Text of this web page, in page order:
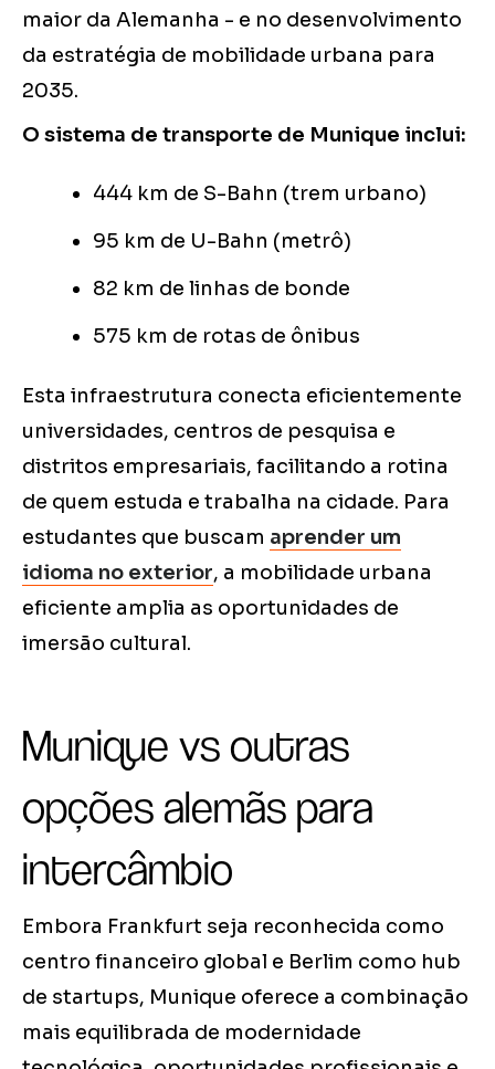
maior da Alemanha - e no desenvolvimento
da estratégia de mobilidade urbana para
2035.
O sistema de transporte de Munique inclui:
444 km de S-Bahn (trem urbano)
95 km de U-Bahn (metrô)
82 km de linhas de bonde
575 km de rotas de ônibus
Esta infraestrutura conecta eficientemente
universidades, centros de pesquisa e
distritos empresariais, facilitando a rotina
de quem estuda e trabalha na cidade. Para
estudantes que buscam aprender um
idioma no exterior, a mobilidade urbana
eficiente amplia as oportunidades de
imersão cultural.
Munique vs outras
opções alemãs para
intercâmbio
Embora Frankfurt seja reconhecida como
centro financeiro global e Berlim como hub
de startups, Munique oferece a combinação
mais equilibrada de modernidade